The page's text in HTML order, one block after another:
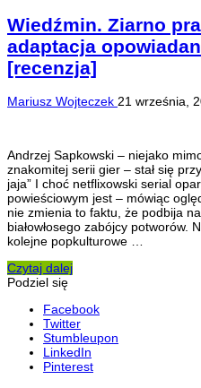
Wiedźmin. Ziarno
adaptacja
[recenzja]
Mariusz Wojteczek 21 września,
Andrzej Sapkowski – niejako
znakomitej serii gier – stał się
jaja” I choć netflixowski serial
powieściowym jest – mówiąc
nie zmienia to faktu, że podbija
białowłosego zabójcy potworów.
kolejne popkulturowe …
Czytaj dalej
Podziel się
Facebook
Twitter
Stumbleupon
LinkedIn
Pinterest